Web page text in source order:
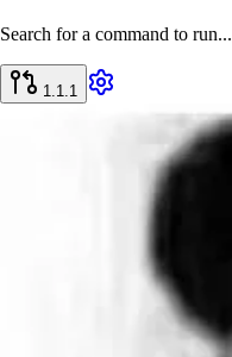
Search for a command to run...
1.1.1